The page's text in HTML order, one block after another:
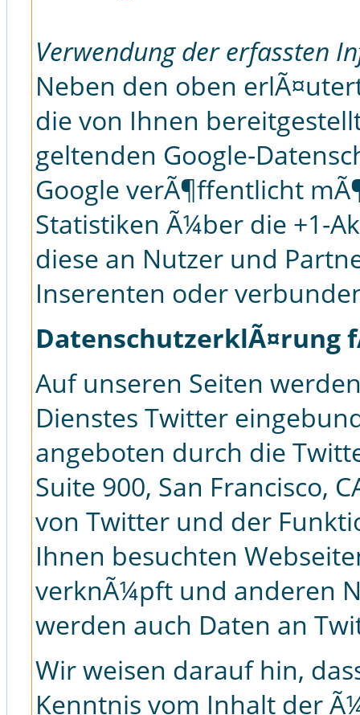
Verwendung der erfassten
Neben den oben
die von Ihnen
geltenden Google-
Google verÃ¶ffentlicht
Statistiken Ã¼ber die +1-
diese an Nutzer und
Inserenten oder
DatenschutzerklÃ¤rung
Auf unseren Seiten
Dienstes Twitter
angeboten durch die
Suite 900, San Francisco,
von Twitter und der
Ihnen besuchten
verknÃ¼pft und anderen
werden auch Daten an
Wir weisen darauf hin,
Kenntnis vom Inhalt der